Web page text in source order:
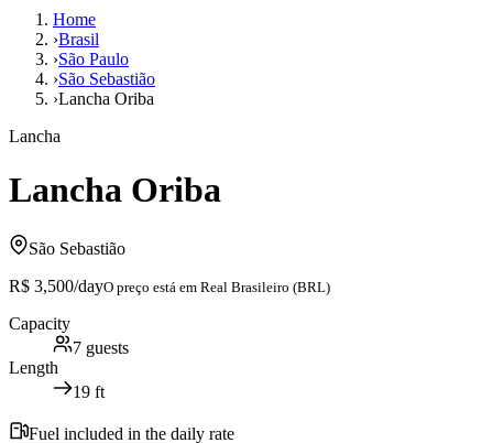
Home
›Brasil
›São Paulo
›São Sebastião
›Lancha Oriba
Lancha
Lancha Oriba
São Sebastião
R$ 3,500/dayO preço está em Real Brasileiro (BRL)
Capacity
7 guests
Length
19 ft
Fuel included in the daily rate